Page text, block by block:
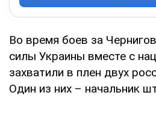
Во время боев за
силы Украины вместе с
захватили в плен двух
Один из них – начальник